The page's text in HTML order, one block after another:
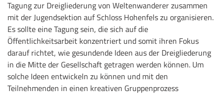
Tagung zur Dreigliederung von Weltenwanderer zusammen
mit der Jugendsektion auf Schloss Hohenfels zu organisieren.
Es sollte eine Tagung sein, die sich auf die
Öffentlichkeitsarbeit konzentriert und somit ihren Fokus
darauf richtet, wie gesundende Ideen aus der Dreigliederung
in die Mitte der Gesellschaft getragen werden können. Um
solche Ideen entwickeln zu können und mit den
Teilnehmenden in einen kreativen Gruppenprozess